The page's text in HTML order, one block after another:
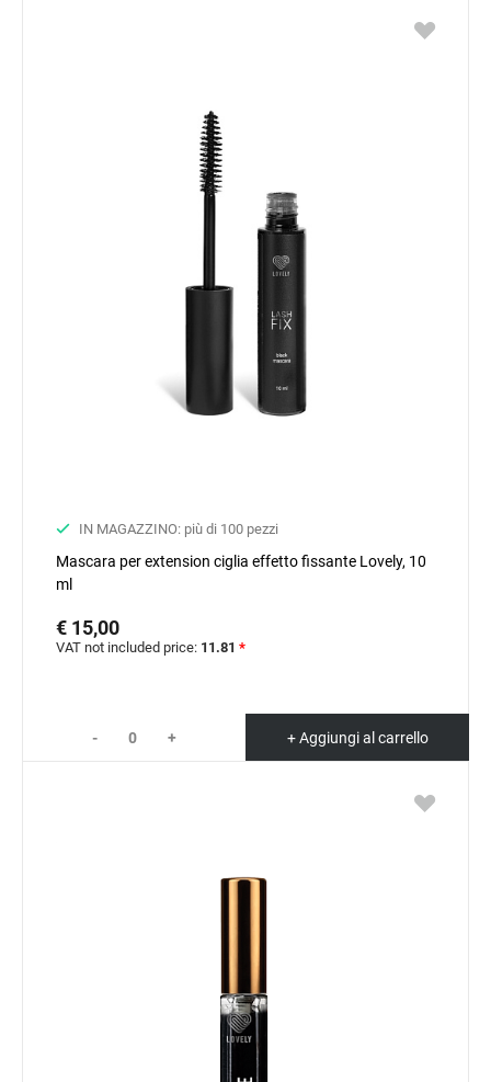
IN MAGAZZINO: più di 100 pezzi
Mascara per extension ciglia effetto fissante Lovely, 10
ml
€ 15,00
VAT not included price: 11.81 *
- + + Aggiungi al carrello